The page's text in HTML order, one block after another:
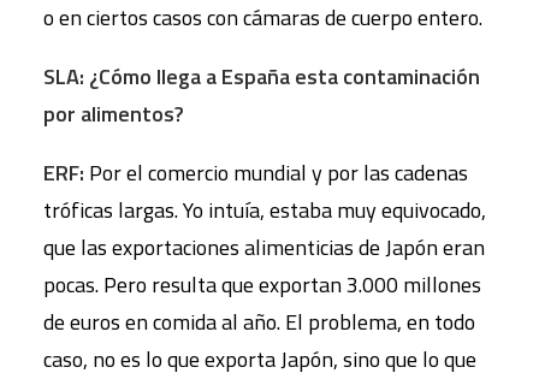
o en ciertos casos con cámaras de cuerpo entero.
SLA: ¿Cómo llega a España esta contaminación
por alimentos?
ERF: Por el comercio mundial y por las cadenas
tróficas largas. Yo intuía, estaba muy equivocado,
que las exportaciones alimenticias de Japón eran
pocas. Pero resulta que exportan 3.000 millones
de euros en comida al año. El problema, en todo
caso, no es lo que exporta Japón, sino que lo que